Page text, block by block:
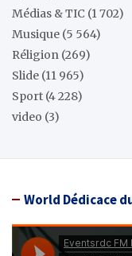
Médias & TIC (1 702)
Musique (5 564)
Réligion (269)
Slide (11 965)
Sport (4 228)
video (3)
World Dédicace